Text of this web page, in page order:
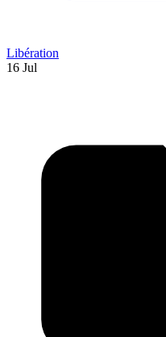
Libération
16 Jul